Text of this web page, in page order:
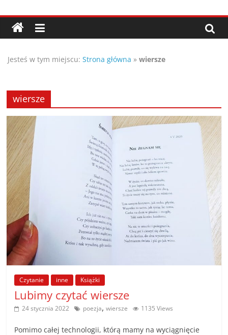
do
treści
Porady,
wskazówki
oraz
ciekawe
rady
–
poznaj
te
poradniki.
Porady
praktyczne
porady
Jesteś w tym miejscu: Strona główna »wiersze
wiersze
Czytanie inne Książki
Lubimy czytać wiersze
24 stycznia 2022 poezja,wiersze 1135 Views
Pomimo całej technologii, którą mamy na wyciągnięcie